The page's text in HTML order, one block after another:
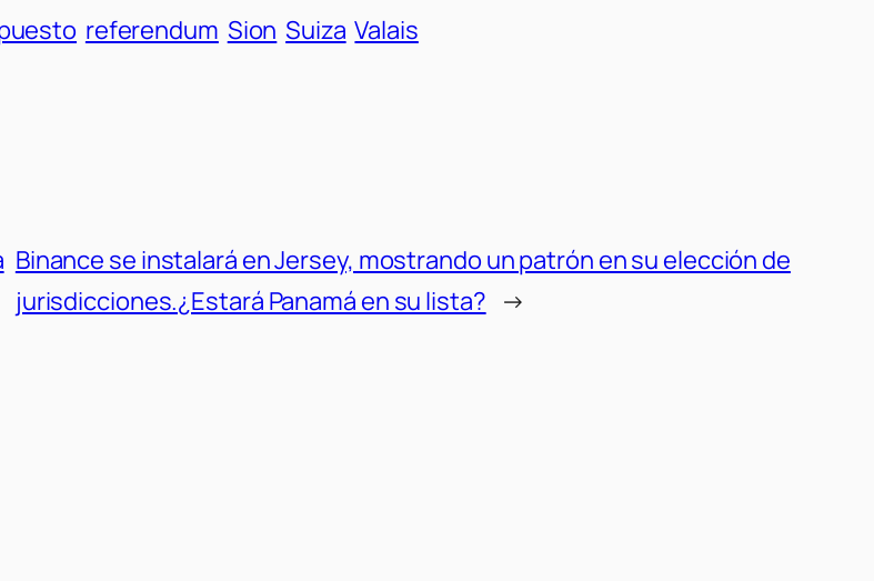
referendum Sion Suiza Valais
Binance se instalará en Jersey, mostrando un patrón en su elección de
jurisdicciones.¿Estará Panamá en su lista? →